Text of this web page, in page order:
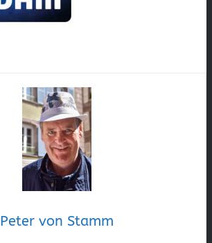
Peter von Stamm